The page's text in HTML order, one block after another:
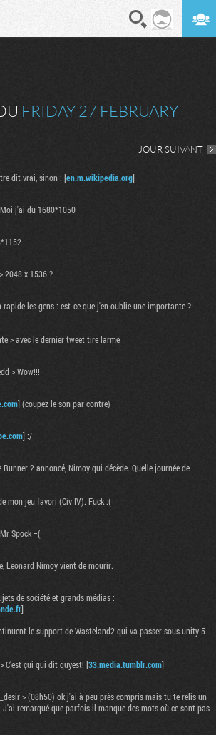
FRIDAY 27 FEBRUARY
JOUR SUIVANT
dit vrai, sinon : [en.m.wikipedia.org]
Moi j'ai du 1680*1050
2048 x 1536 ?
rapide les gens : est-ce que j'en oublie une importante ?
> avec le dernier tweet tire larme
> Wow!!!
] (coupez le son par contre)
] :/
Runner 2 annoncé, Nimoy qui décède. Quelle journée de
mon jeu favori (Civ IV). Fuck :(
Spock =(
Leonard Nimoy vient de mourir.
de société et grands médias :
]
le support de Wasteland2 qui va passer sous unity 5
C'est çui qui dit quyest! [33.media.tumblr.com]
> (08h50) ok j'ai à peu près compris mais tu te relis un
remarqué que parfois il manque des mots où ce sont pas